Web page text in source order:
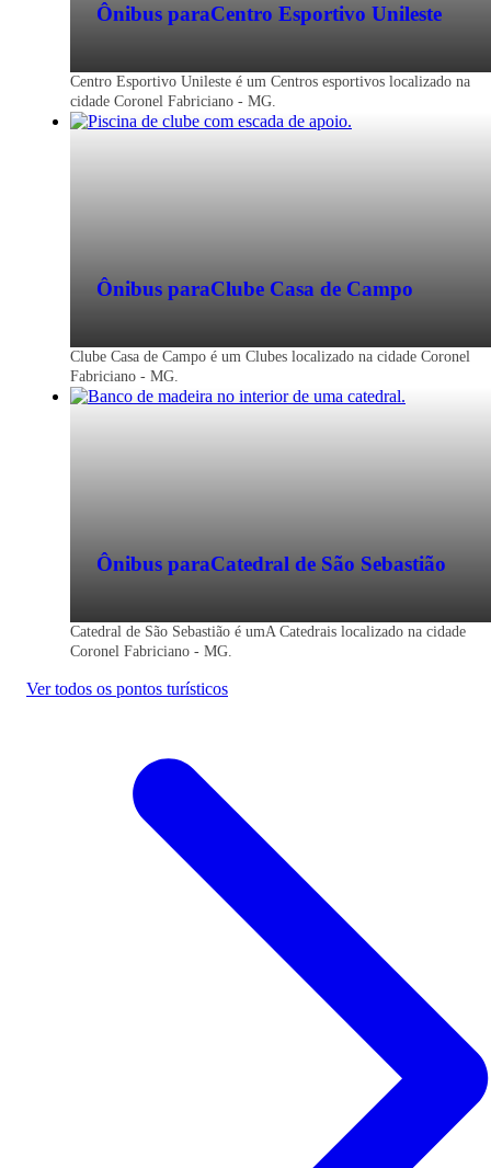
Ônibus paraCentro Esportivo Unileste
Centro Esportivo Unileste é um Centros esportivos localizado na
cidade Coronel Fabriciano - MG.
Ônibus paraClube Casa de Campo
Clube Casa de Campo é um Clubes localizado na cidade Coronel
Fabriciano - MG.
Ônibus paraCatedral de São Sebastião
Catedral de São Sebastião é umA Catedrais localizado na cidade
Coronel Fabriciano - MG.
Ver todos os pontos turísticos